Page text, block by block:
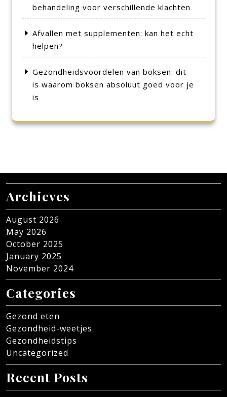
behandeling voor verschillende klachten
Afvallen met supplementen: kan het echt
helpen?
Gezondheidsvoordelen van boksen: dit
is waarom boksen absoluut goed voor je
is
Archieves
August 2026
May 2026
October 2025
January 2025
November 2024
Categories
Gezond eten
Gezondheid-weetjes
Gezondheidstips
Uncategorized
Recent Posts